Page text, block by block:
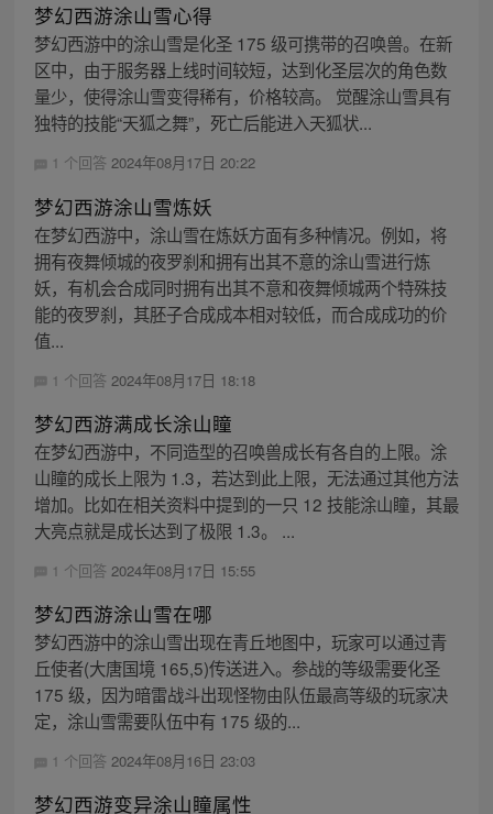
梦幻西游涂山雪心得
梦幻西游中的涂山雪是化圣 175 级可携带的召唤兽。在新
区中，由于服务器上线时间较短，达到化圣层次的角色数
量少，使得涂山雪变得稀有，价格较高。 觉醒涂山雪具有
独特的技能“天狐之舞”，死亡后能进入天狐状...
1 个回答 2024年08月17日 20:22
梦幻西游涂山雪炼妖
在梦幻西游中，涂山雪在炼妖方面有多种情况。例如，将
拥有夜舞倾城的夜罗刹和拥有出其不意的涂山雪进行炼
妖，有机会合成同时拥有出其不意和夜舞倾城两个特殊技
能的夜罗刹，其胚子合成成本相对较低，而合成成功的价
值...
1 个回答 2024年08月17日 18:18
梦幻西游满成长涂山瞳
在梦幻西游中，不同造型的召唤兽成长有各自的上限。涂
山瞳的成长上限为 1.3，若达到此上限，无法通过其他方法
增加。比如在相关资料中提到的一只 12 技能涂山瞳，其最
大亮点就是成长达到了极限 1.3。 ...
1 个回答 2024年08月17日 15:55
梦幻西游涂山雪在哪
梦幻西游中的涂山雪出现在青丘地图中，玩家可以通过青
丘使者(大唐国境 165,5)传送进入。参战的等级需要化圣
175 级，因为暗雷战斗出现怪物由队伍最高等级的玩家决
定，涂山雪需要队伍中有 175 级的...
1 个回答 2024年08月16日 23:03
梦幻西游变异涂山瞳属性